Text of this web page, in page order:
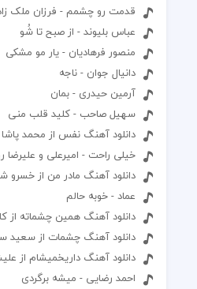
قدمت رو چشمم - فرزان ملک
عباس بلیوند - از صبح تا شُو
منصور فرهادیان - یار مو مشکی
دانیال جوان - ناجه
آرمین حیدری - بمان
سهیل صاحب - کلید قلب منی
دانلود آهنگ نفس از محمد پاشا
خیلی راحت - امیرعلی و علیرضا
دانلود آهنگ مادر من از خسرو
عماد - خوبه حالم
دانلود آهنگ همین چشماته از
دانلود آهنگ چشمات از سعید
دانلود آهنگ داریخمیشام از
احمد رضایی - میشه برگردی